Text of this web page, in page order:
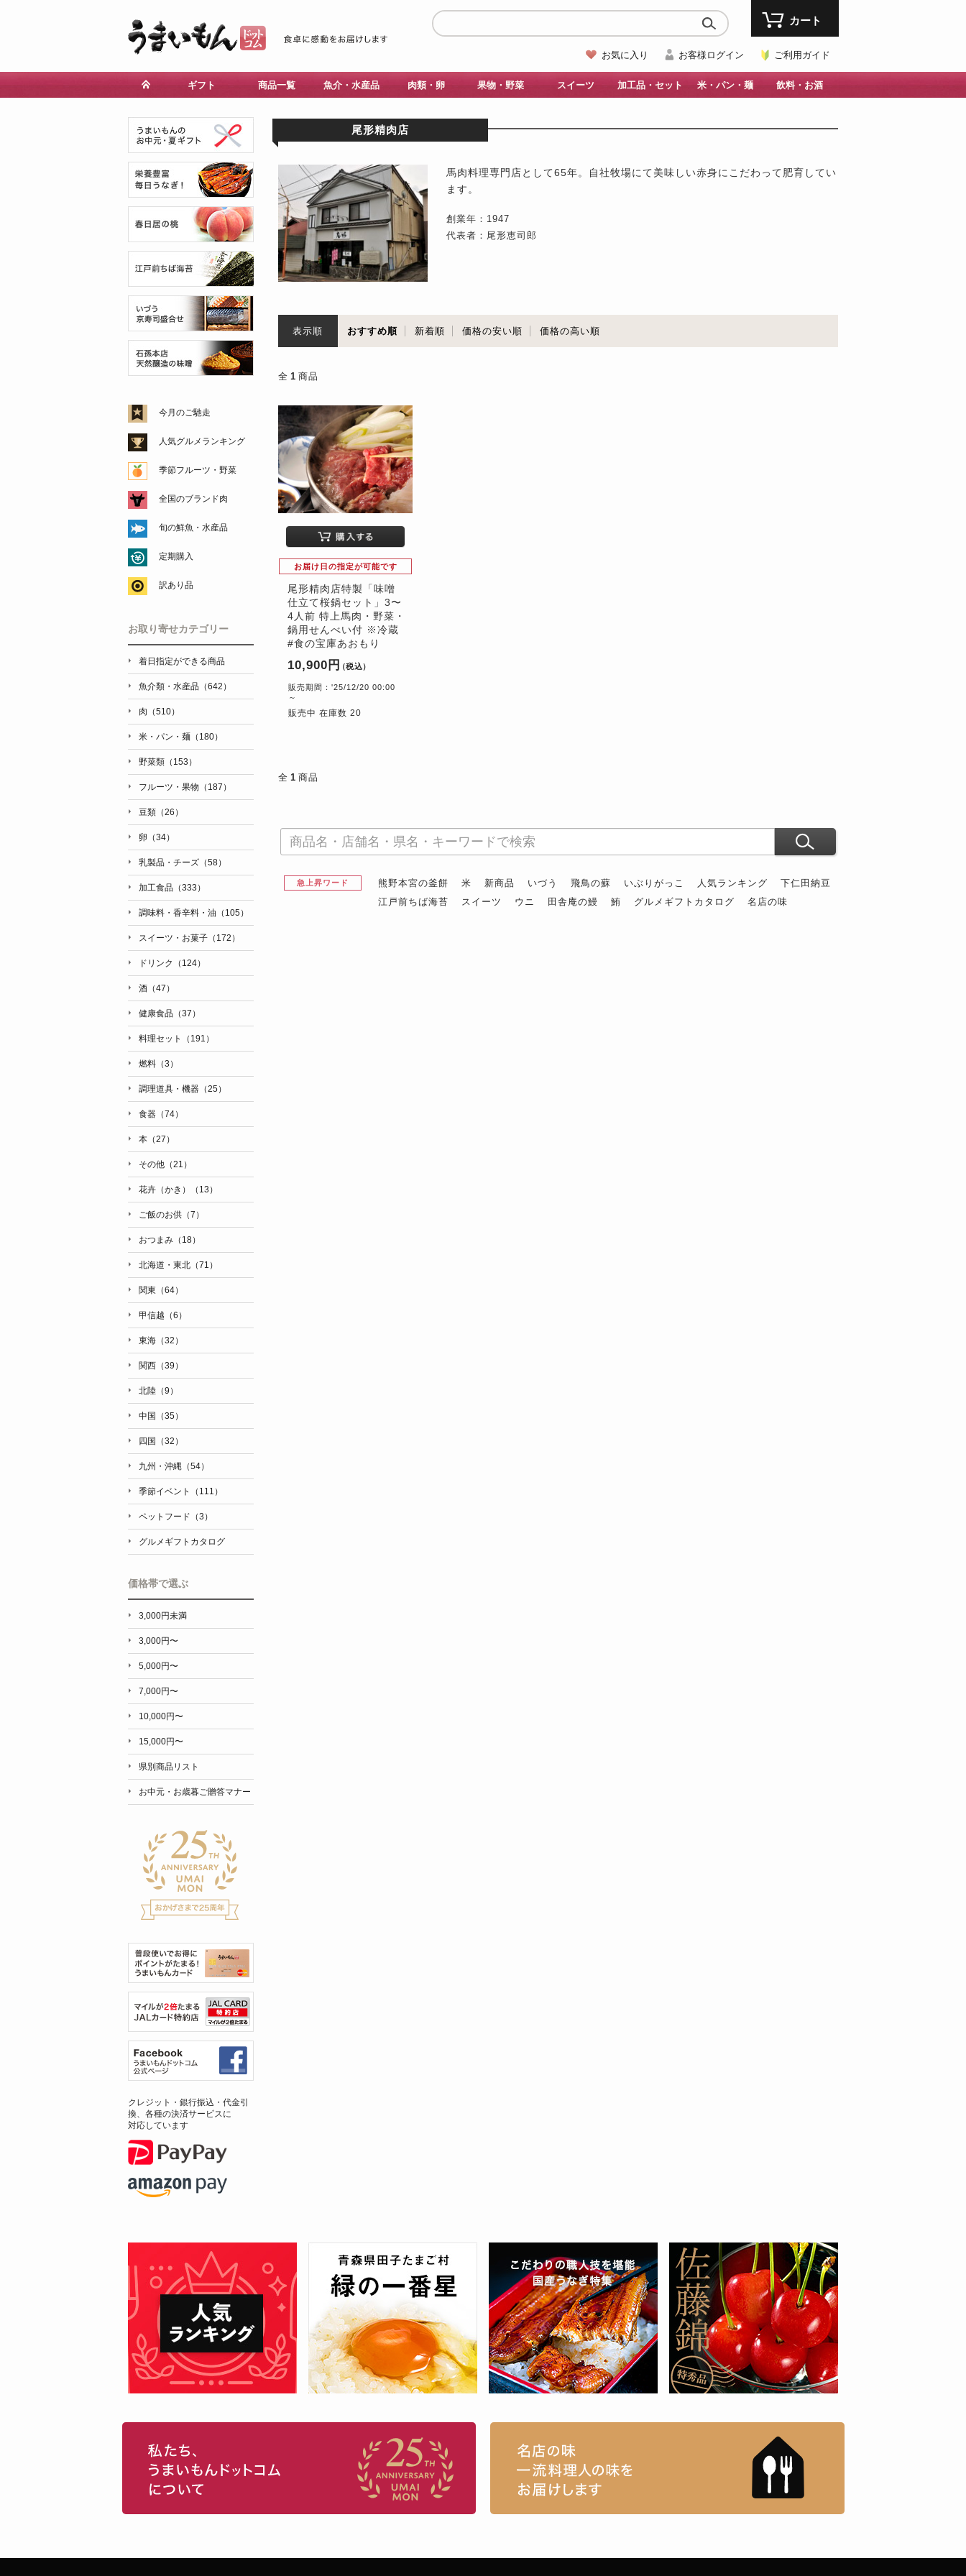
お気に入り お客様ログイン ご利用ガイド
カート
ギフト 商品一覧 魚介・水産品 肉類・卵 果物・野菜 スイーツ 加工品・セット 米・パン・麺 飲料・お酒
尾形精肉店
馬肉料理専門店として65年。自社牧場にて美味しい赤身にこだわって肥育してい
ます。
創業年：1947
代表者：尾形恵司郎
表示順 おすすめ順 新着順 価格の安い順 価格の高い順
全 1 商品
お届け日の指定が可能です
尾形精肉店特製「味噌
仕立て桜鍋セット」3〜
4人前 特上馬肉・野菜・
鍋用せんべい付 ※冷蔵
#食の宝庫あおもり
10,900円（税込）
販売期間：'25/12/20 00:00
～
販売中 在庫数 20
全 1 商品
急上昇ワード 熊野本宮の釜餅 米 新商品 いづう 飛鳥の蘇 いぶりがっこ 人気ランキング
下仁田納豆
江戸前ちば海苔
スイーツ ウニ 田舎庵の鰻 鮪 グルメギフトカタログ 名店の味
今月のご馳走
人気グルメランキング
季節フルーツ・野菜
全国のブランド肉
旬の鮮魚・水産品
定期購入
訳あり品
お取り寄せカテゴリー
着日指定ができる商品
魚介類・水産品（642）
肉（510）
米・パン・麺（180）
野菜類（153）
フルーツ・果物（187）
豆類（26）
卵（34）
乳製品・チーズ（58）
加工食品（333）
調味料・香辛料・油（105）
スイーツ・お菓子（172）
ドリンク（124）
酒（47）
健康食品（37）
料理セット（191）
燃料（3）
調理道具・機器（25）
食器（74）
本（27）
その他（21）
花卉（かき）（13）
ご飯のお供（7）
おつまみ（18）
北海道・東北（71）
関東（64）
甲信越（6）
東海（32）
関西（39）
北陸（9）
中国（35）
四国（32）
九州・沖縄（54）
季節イベント（111）
ペットフード（3）
グルメギフトカタログ
価格帯で選ぶ
3,000円未満
3,000円〜
5,000円〜
7,000円〜
10,000円〜
15,000円〜
県別商品リスト
お中元・お歳暮ご贈答マナー
クレジット・銀行振込・代金引
換、各種の決済サービスに
対応しています